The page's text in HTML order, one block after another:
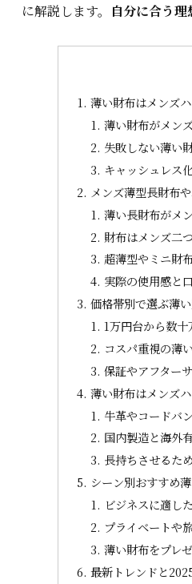
に解説します。
自分に合う
薄い財布はメンズ
薄い財布がメン
失敗しない薄い
キャッシュレス
メンズ薄型長財布
薄い長財布がメ
財布はメンズ二
超薄型やミニ財
実際の使用感と
価格帯別で選ぶ薄
1万円台から数
コスパ重視の薄
保証やアフター
薄い財布はメンズ
牛革やコードバ
国内製造と海外
長持ちさせるた
シーン別おすすめ
ビジネスに適し
プライベートや
薄い財布をプレ
最新トレンドと